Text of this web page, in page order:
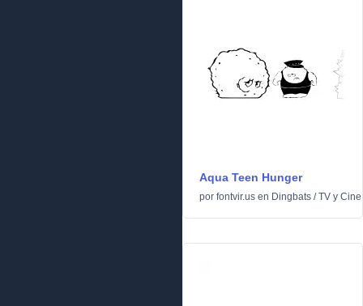
Aqua Teen Hunger
por fontvir.us en Dingbats /TV y Cine